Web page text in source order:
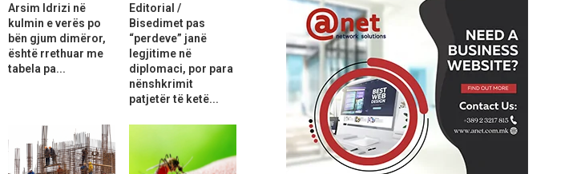
Arsim Idrizi në
kulmin e verës po
bën gjum dimëror,
është rrethuar me
tabela pa...
Editorial /
Bisedimet pas
“perdeve” janë
legjitime në
diplomaci, por para
nënshkrimit
patjetër të ketë...